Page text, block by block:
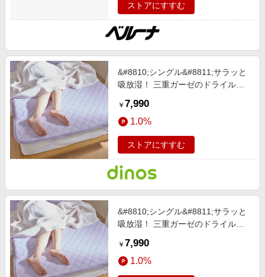
感 SNS,インテリア,お薦め商品,ロ
ングセラー,新色追加,動画あり
ストアにすすむ
&#8810;シングル&#8811;サラッと
吸放湿！ 三重ガーゼのドライルー
￥ 7,990
1.0%
ストアにすすむ
&#8810;シングル&#8811;サラッと
吸放湿！ 三重ガーゼのドライルー
￥ 7,990
1.0%